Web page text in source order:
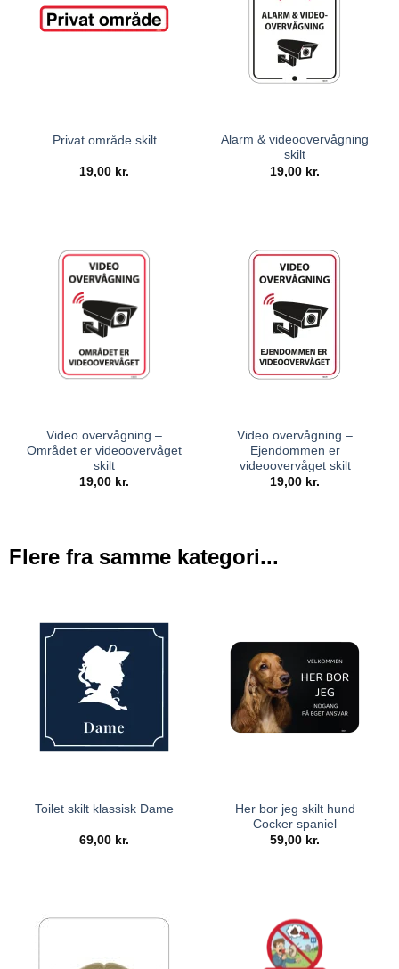
Privat område skilt
19,00 kr.
Alarm & videoovervågning
skilt
19,00 kr.
Video overvågning –
Området er videoovervåget
skilt
19,00 kr.
Video overvågning –
Ejendommen er
videoovervåget skilt
19,00 kr.
Flere fra samme kategori...
Toilet skilt klassisk Dame
69,00 kr.
Her bor jeg skilt hund
Cocker spaniel
59,00 kr.